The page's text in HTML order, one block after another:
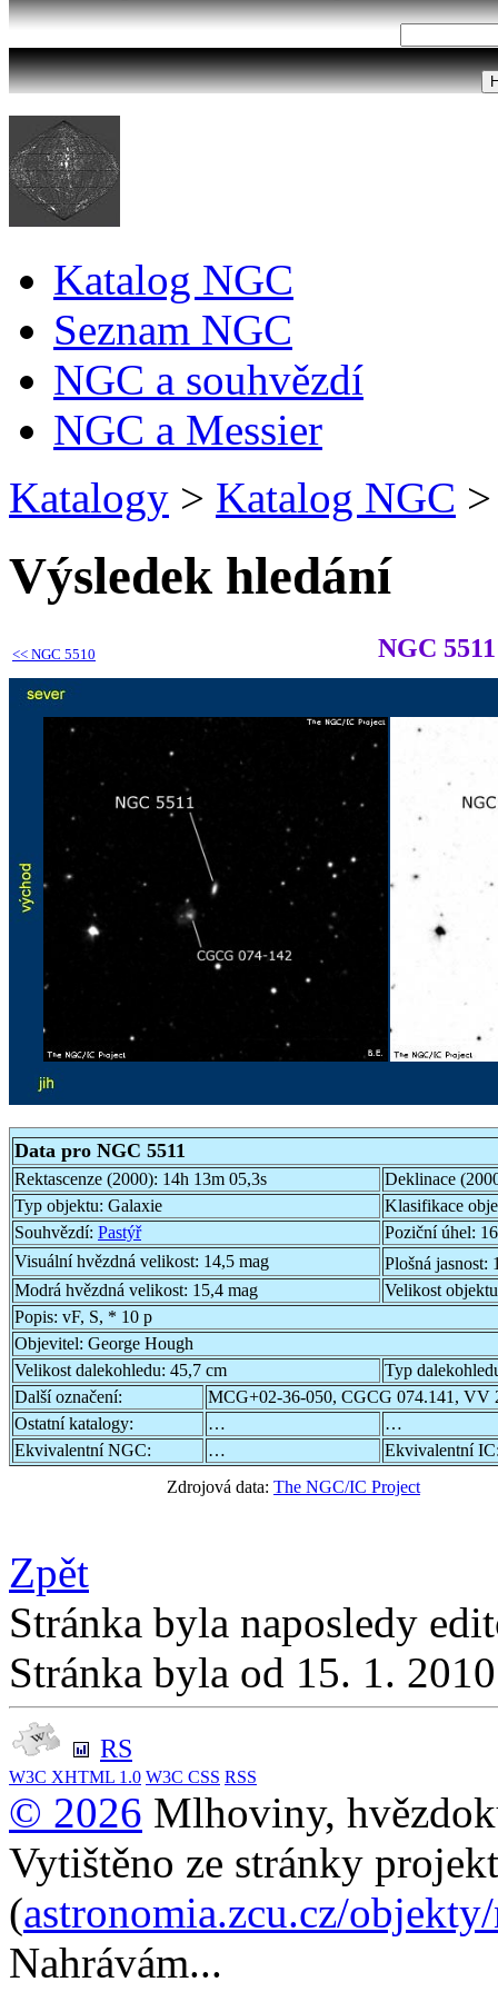
Katalog NGC
Seznam NGC
NGC a souhvězdí
NGC a Messier
Katalogy > Katalog NGC >
Výsledek hledání
<< NGC 5510 NGC 5511
Data pro NGC 5511
Rektascenze (2000): 14h 13m 05,3s
Deklinace
Typ objektu: Galaxie
Klasifikace
Souhvězdí: Pastýř Poziční úhel:
Visuální hvězdná velikost: 14,5 mag Plošná jasnost:
Modrá hvězdná velikost: 15,4 mag
Velikost
Popis: vF, S, * 10 p
Objevitel: George Hough
Velikost dalekohledu: 45,7 cm
Typ
Další označení:
MCG+02-36-050, CGCG 074.141, VV
Ostatní katalogy:
…
…
Ekvivalentní NGC:
…
Ekvivalentní
Zdrojová data: The NGC/IC Project
Zpět
Stránka byla naposledy
Stránka byla od 15. 1.
RS
W3C XHTML 1.0 W3C CSS RSS
© 2026 Mlhoviny,
Vytištěno ze stránky
(astronomia.zcu.cz/
Nahrávám...